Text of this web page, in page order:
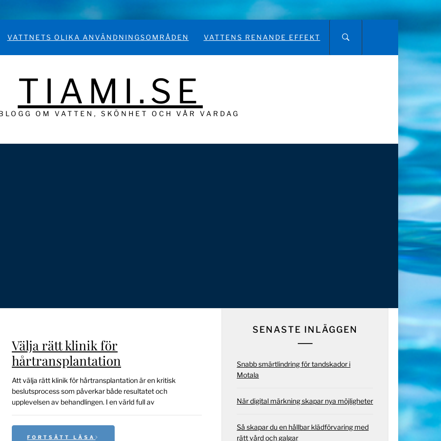
VATTNETS OLIKA ANVÄNDNINGSOMRÅDEN VATTENS RENANDE EFFEKT
TIAMI.SE
OM VATTEN, SKÖNHET OCH VÅR VARDAG
Välja rätt klinik för
hårtransplantation
Att välja rätt klinik för hårtransplantation är en kritisk
beslutsprocess som påverkar både resultatet och
upplevelsen av behandlingen. I en värld full av
FORTSÄTT LÄSA
SENASTE INLÄGGEN
Snabb smärtlindring för tandskador i
Motala
När digital märkning skapar nya möjligheter
Så skapar du en hållbar klädförvaring med
rätt vård och galgar